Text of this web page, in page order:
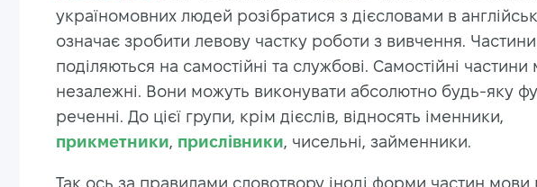
україномовних людей розібратися з дієсловами в
означає зробити левову частку роботи з вивчення.
поділяються на самостійні та службові. Самостійні частини
незалежні. Вони можуть виконувати абсолютно будь-яку
реченні. До цієї групи, крім дієслів, відносять іменники,
прикметники, прислівники, чисельні, займенники.
Так ось за правилами словотвору іноді форми частин мови